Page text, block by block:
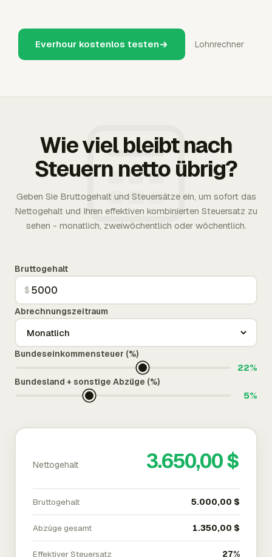
Everhour kostenlos testen Lohnrechner
Wie viel bleibt nach
Steuern netto übrig?
Geben Sie Bruttogehalt und Steuersätze ein, um sofort das
Nettogehalt und Ihren effektiven kombinierten Steuersatz zu
sehen - monatlich, zweiwöchentlich oder wöchentlich.
Bruttogehalt
$
Abrechnungszeitraum
Bundeseinkommensteuer (%)
22%
Bundesland + sonstige Abzüge (%)
5%
Nettogehalt 3.650,00 $
Bruttogehalt 5.000,00 $
Abzüge gesamt 1.350,00 $
Effektiver Steuersatz 27%